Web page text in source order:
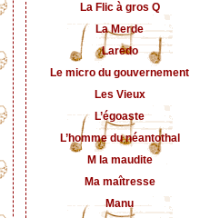
La Flic à gros Q
La Merde
Laredo
Le micro du gouvernement
Les Vieux
L’égoaste
L’homme du néantothal
M la maudite
Ma maîtresse
Manu